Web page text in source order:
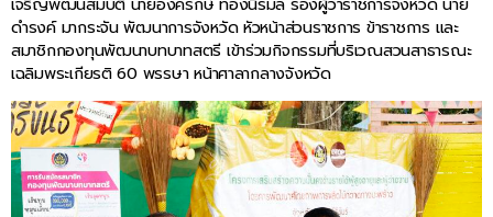
ดำรงค์ มากระจัน พัฒนาการจังหวัด หัวหน้าส่วนราชการ ข้าราชการ และ
สมาชิกกองทุนพัฒนาบทบาทสตรี เข้าร่วมกิจกรรมที่บริเวณสวนสาธารณะ
เฉลิมพระเกียรติ 60 พรรษา หน้าศาลากลางจังหวัด